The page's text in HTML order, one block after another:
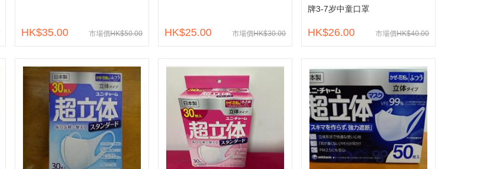
市場價HK$50.00
HK$35.00 市場價HK$30.00
HK$25.00
牌3-7岁中童口罩
市場價HK$40.00
HK$26.00